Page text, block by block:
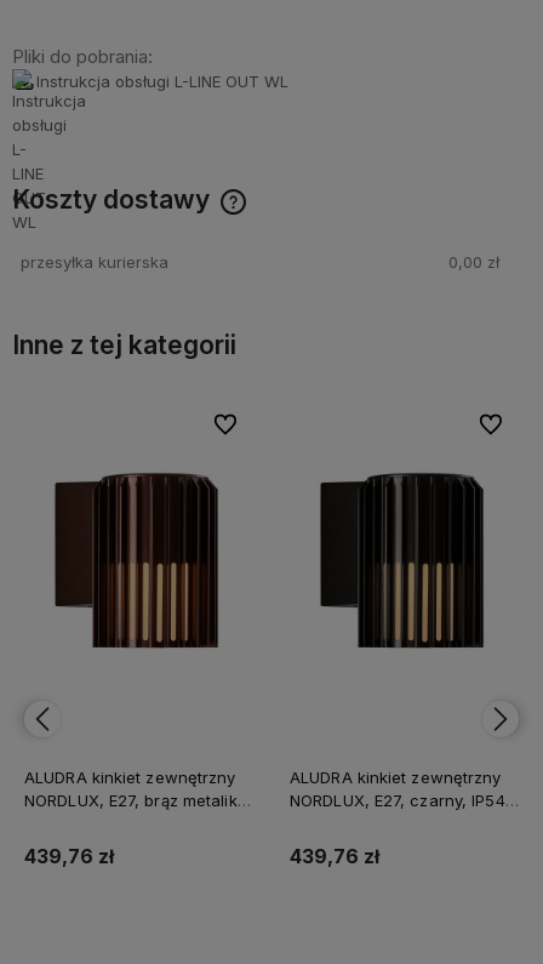
Pliki do pobrania:
Instrukcja obsługi L-LINE OUT WL
Koszty dostawy
przesyłka kurierska 0,00 zł
Inne z tej kategorii
ALUDRA kinkiet zewnętrzny
NORDLUX, E27, brąz metalik,
439,76 zł
Do ulubionych
Do ulubionych
ALUDRA kinkiet zewnętrzny
NORDLUX, E27, czarny, IP54,
439,76 zł
Do
Do